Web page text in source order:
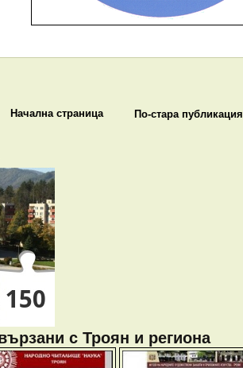
По-стара публикация
Начална страница
с Троян и региона